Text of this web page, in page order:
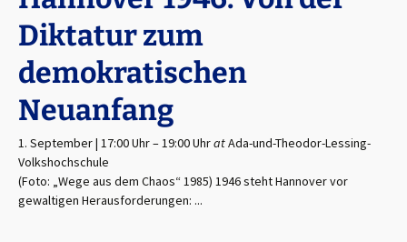
Diktatur zum
demokratischen
Neuanfang
1. September | 17:00 Uhr–19:00 UhratAda-und-Theodor-Lessing-
Volkshochschule
(Foto: „Wege aus dem Chaos“ 1985) 1946 steht Hannover vor
gewaltigen Herausforderungen: ...